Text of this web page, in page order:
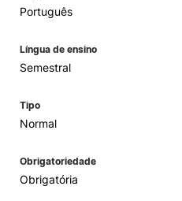
Português
Língua de ensino
Semestral
Tipo
Normal
Obrigatoriedade
Obrigatória